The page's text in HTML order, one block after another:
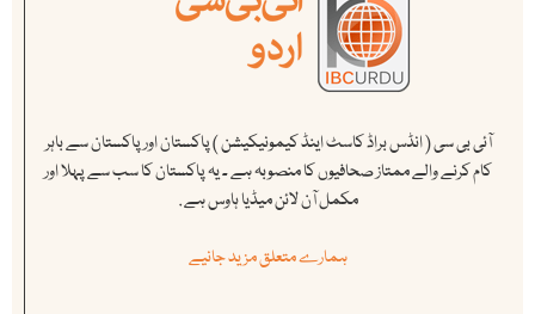
آئی بی سی ( انڈس براڈ کاسٹ اینڈ کیمونیکیشن ) پاکستان اور پاکستان سے باہر
کام کرنے والے ممتاز صحافیوں کا منصوبہ ہے ۔ یہ پاکستان کا سب سے پہلا اور
مکمل آن لائن میڈیا ہاوس ہے .
ہمارے متعلق مزید جانیے